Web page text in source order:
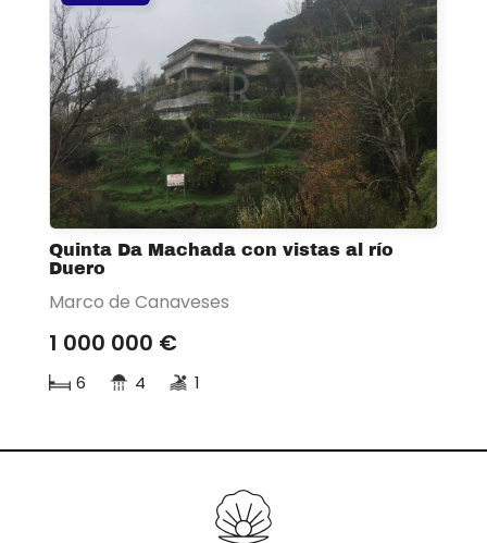
Quinta Da Machada con vistas al río
Duero
Marco de Canaveses
1 000 000 €
6 4 1